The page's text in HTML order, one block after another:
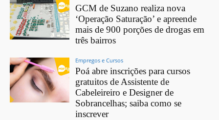
GCM de Suzano realiza nova
‘Operação Saturação’ e apreende
mais de 900 porções de drogas em
três bairros
Empregos e Cursos
Poá abre inscrições para cursos
gratuitos de Assistente de
Cabeleireiro e Designer de
Sobrancelhas; saiba como se
inscrever